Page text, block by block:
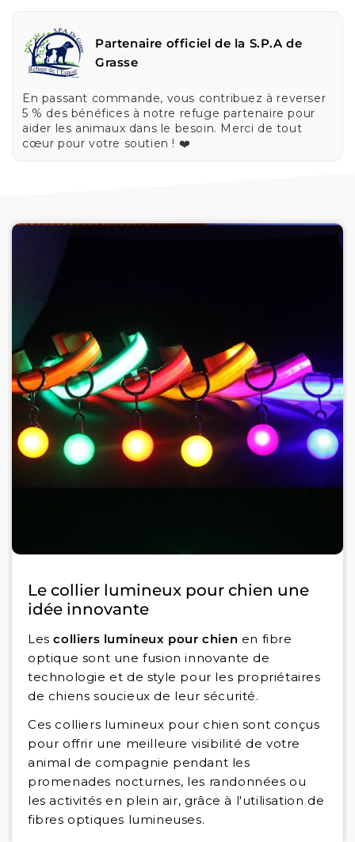
Partenaire officiel de la S.P.A de
Grasse
En passant commande, vous contribuez à reverser
5 % des bénéfices à notre refuge partenaire pour
aider les animaux dans le besoin. Merci de tout
cœur pour votre soutien ! ❤️
Le collier lumineux pour chien une
idée innovante
Les colliers lumineux pour chien en fibre
optique sont une fusion innovante de
technologie et de style pour les propriétaires
de chiens soucieux de leur sécurité.
Ces colliers lumineux pour chien sont conçus
pour offrir une meilleure visibilité de votre
animal de compagnie pendant les
promenades nocturnes, les randonnées ou
les activités en plein air, grâce à l'utilisation de
fibres optiques lumineuses.